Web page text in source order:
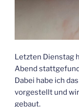
Letzten Dienstag
Abend
Dabei habe ich
vorgestellt und
gebaut.